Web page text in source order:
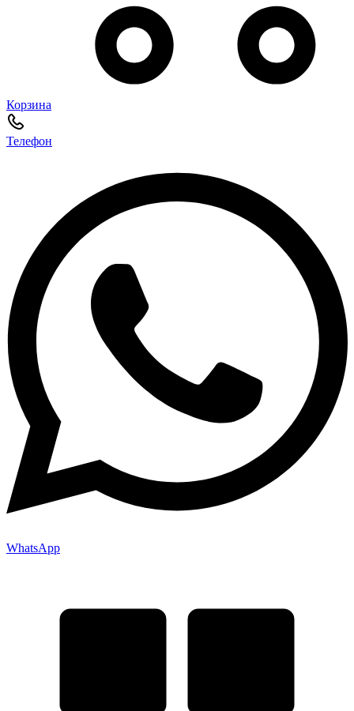
Корзина
Телефон
WhatsApp